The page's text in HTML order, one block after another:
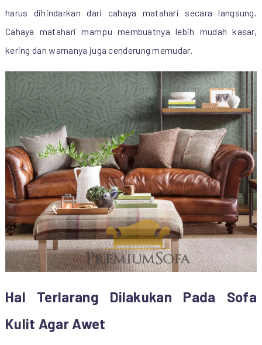
harus dihindarkan dari cahaya matahari secara langsung.
Cahaya matahari mampu membuatnya lebih mudah kasar,
kering dan warnanya juga cenderung memudar.
Hal Terlarang Dilakukan Pada Sofa
Kulit Agar Awet